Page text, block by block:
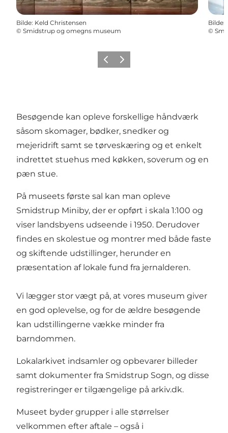
Bilde: Keld Christensen
© Smidstrup og omegns museum
Bilde:
©
ForrigeNeste
Besøgende kan opleve forskellige håndværk
såsom skomager, bødker, snedker og
mejeridrift samt se tørveskæring og et enkelt
indrettet stuehus med køkken, soverum og en
pæn stue.
På museets første sal kan man opleve
Smidstrup Miniby, der er opført i skala 1:100 og
viser landsbyens udseende i 1950. Derudover
findes en skolestue og montrer med både faste
og skiftende udstillinger, herunder en
præsentation af lokale fund fra jernalderen.
Vi lægger stor vægt på, at vores museum giver
en god oplevelse, og for de ældre besøgende
kan udstillingerne vække minder fra
barndommen.
Lokalarkivet indsamler og opbevarer billeder
samt dokumenter fra Smidstrup Sogn, og disse
registreringer er tilgængelige på arkiv.dk.
Museet byder grupper i alle størrelser
velkommen efter aftale – også i